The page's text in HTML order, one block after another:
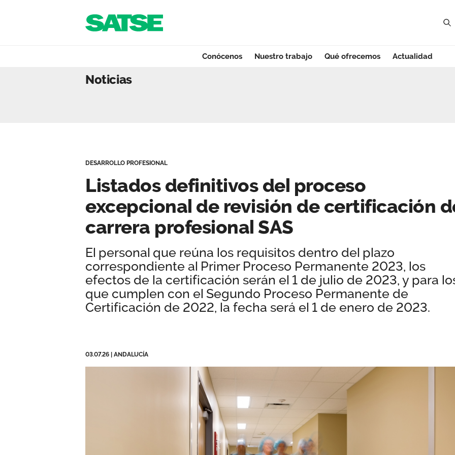
Navegación
Conócenos Nuestro trabajo Qué ofrecemos Actualidad
Qué ofrecemos
Actualidad
Listados definitivos del proceso
Noticias
DESARROLLO PROFESIONAL
Listados definitivos del proceso
excepcional de revisión de certificación
carrera profesional SAS
El personal que reúna los requisitos dentro del plazo
correspondiente al Primer Proceso Permanente 2023, los
efectos de la certificación serán el 1 de julio de 2023, y para
que cumplen con el Segundo Proceso Permanente de
Certificación de 2022, la fecha será el 1 de enero de 2023.
03.07.26 ANDALUCÍA